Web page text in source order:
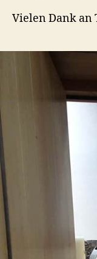
Vielen Dank an